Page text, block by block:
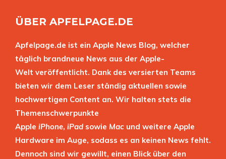
ÜBER APFELPAGE.DE
Apfelpage.de ist ein Apple News Blog, welcher
täglich brandneue News aus der Apple-
Welt veröffentlicht. Dank des versierten Teams
bieten wir dem Leser ständig aktuellen sowie
hochwertigen Content an. Wir halten stets die
Themenschwerpunkte
Apple iPhone, iPad sowie Mac und weitere Apple
Hardware im Auge, sodass es an keinen News fehlt.
Dennoch sind wir gewillt, einen Blick über den